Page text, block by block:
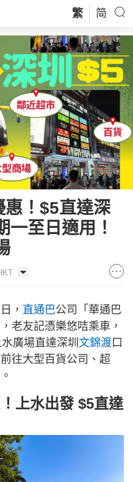
繁 简
惠！$5直達深
一至日適用！
， 直通巴公司「華通巴
老友記憑樂悠咭乘車，
廣場直達深圳 文錦渡 口
往大型百貨公司、超
上水出發 $5直達